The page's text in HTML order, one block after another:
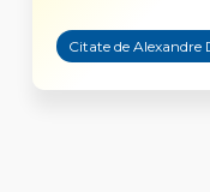
Citate de Alexandre